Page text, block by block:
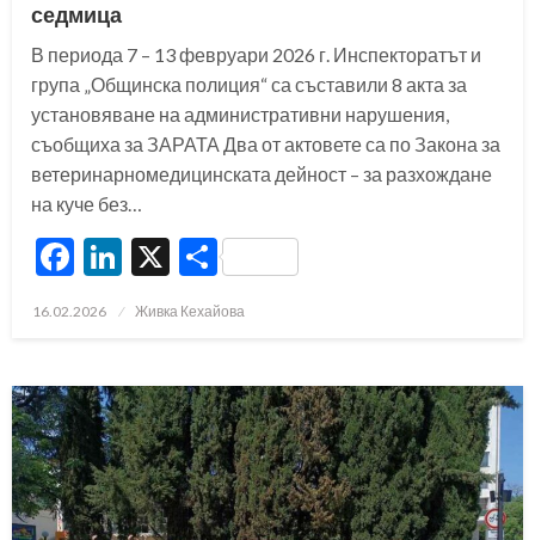
седмица
В периода 7 – 13 февруари 2026 г. Инспекторатът и
група „Общинска полиция“ са съставили 8 акта за
установяване на административни нарушения,
съобщиха за ЗАРАТА Два от актовете са по Закона за
ветеринарномедицинската дейност – за разхождане
на куче без…
Facebook
LinkedIn
X Share
Posted
16.02.2026 Живка Кехайова